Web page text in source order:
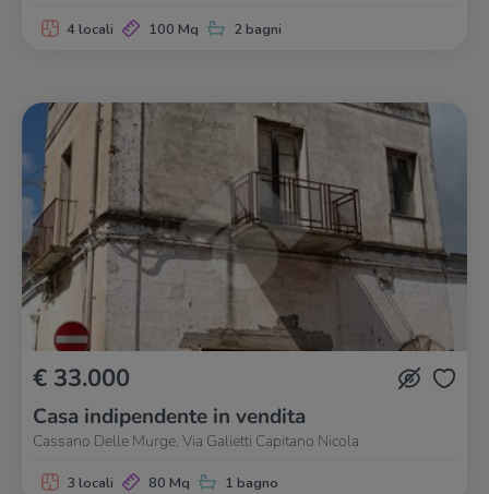
4 locali 100 Mq 2 bagni
€ 33.000
Casa indipendente in vendita
Cassano Delle Murge, Via Galietti Capitano Nicola
3 locali 80 Mq 1 bagno